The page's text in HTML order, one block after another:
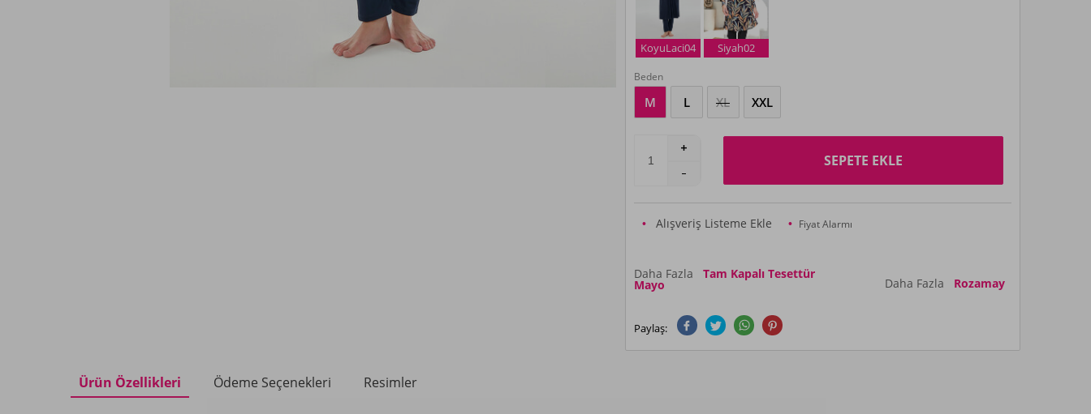
KoyuLaci04 Siyah02
Beden
M L XL XXL
SEPETE EKLE
Alışveriş Listeme Ekle Fiyat Alarmı
Daha Fazla Tam Kapalı Tesettür
Mayo Daha Fazla Rozamay
Paylaş:
Ürün Özellikleri Ödeme Seçenekleri Resimler